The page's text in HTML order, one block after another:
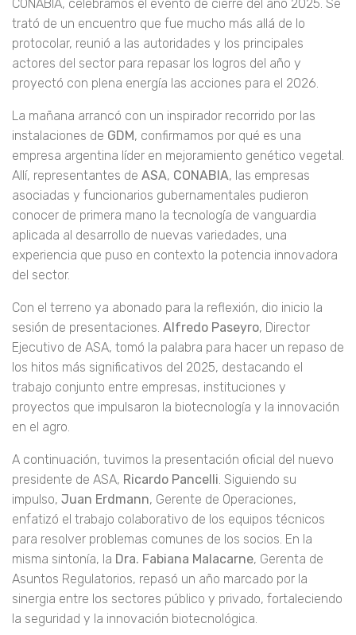
Este jueves 20 de noviembre, con la ciudad de Chacabuco
como telón de fondo y en la sede deGDM Seeds, junto a
CONABIA, celebramos el evento de cierre del año 2025. Se
trató de un encuentro que fue mucho más allá de lo
protocolar, reunió a las autoridades y los principales
actores del sector para repasar los logros del año y
proyectó con plena energía las acciones para el 2026.
La mañana arrancó con un inspirador recorrido por las
instalaciones deGDM, confirmamos por qué es una
empresa argentina líder en mejoramiento genético vegetal.
Allí, representantes deASA, CONABIA, las empresas
asociadas y funcionarios gubernamentales pudieron
conocer de primera mano la tecnología de vanguardia
aplicada al desarrollo de nuevas variedades, una
experiencia que puso en contexto la potencia innovadora
del sector.
Con el terreno ya abonado para la reflexión, dio inicio la
sesión de presentaciones. Alfredo Paseyro, Director
Ejecutivo de ASA, tomó la palabra para hacer un repaso de
los hitos más significativos del 2025, destacando el
trabajo conjunto entre empresas, instituciones y
proyectos que impulsaron la biotecnología y la innovación
en el agro.
A continuación, tuvimos la presentación oficial del nuevo
presidente de ASA,Ricardo Pancelli. Siguiendo su
impulso,Juan Erdmann , Gerente de Operaciones,
enfatizó el trabajo colaborativo de los equipos técnicos
para resolver problemas comunes de los socios. En la
misma sintonía, laDra. Fabiana Malacarne, Gerenta de
Asuntos Regulatorios, repasó un año marcado por la